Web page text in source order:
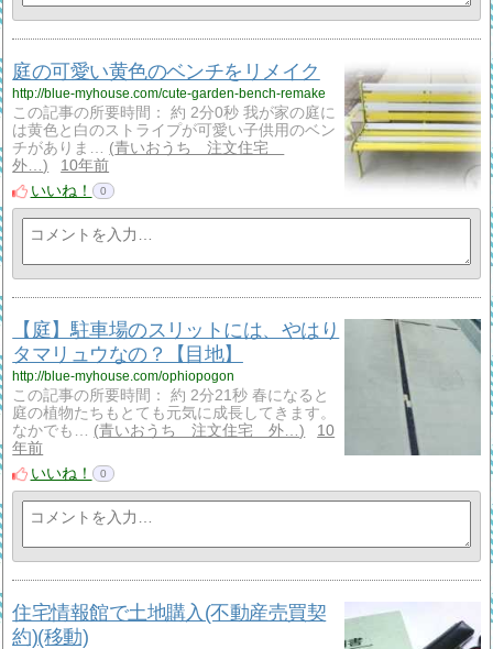
庭の可愛い黄色のベンチをリメイク
http://blue-myhouse.com/cute-garden-bench-remake
この記事の所要時間： 約 2分0秒 我が家の庭に
は黄色と白のストライプが可愛い子供用のベン
チがありま…
青いおうち 注文住宅
外…
10年前
いいね！
0
【庭】駐車場のスリットには、やはり
タマリュウなの？【目地】
http://blue-myhouse.com/ophiopogon
この記事の所要時間： 約 2分21秒 春になると
庭の植物たちもとても元気に成長してきます。
なかでも…
青いおうち 注文住宅 外…
10
年前
いいね！
0
住宅情報館で土地購入(不動産売買契
約)(移動)